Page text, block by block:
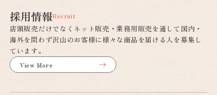
採用情報Recruit
店頭販売だけでなくネット販売・業務用販売を通して国内・
海外を問わず沢山のお客様に様々な商品を届ける人を募集し
ています。
View More